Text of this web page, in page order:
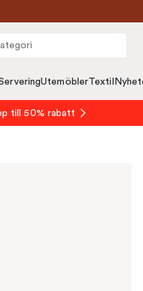
UtemöblerTextil
till 50% rabatt